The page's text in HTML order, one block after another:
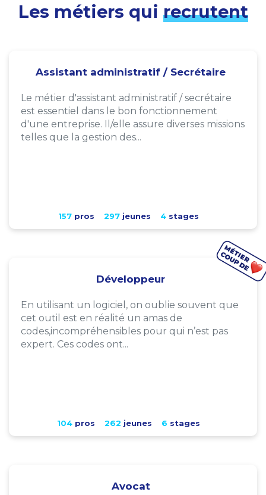
Les métiers qui recrutent
Assistant administratif / Secrétaire
Le métier d'assistant administratif / secrétaire
est essentiel dans le bon fonctionnement
d'une entreprise. Il/elle assure diverses missions
telles que la gestion des...
157pros 297jeunes 4stages
Développeur
En utilisant un logiciel, on oublie souvent que
cet outil est en réalité un amas de
codes,incompréhensibles pour qui n’est pas
expert. Ces codes ont...
104pros 262 jeunes 6 stages
Avocat